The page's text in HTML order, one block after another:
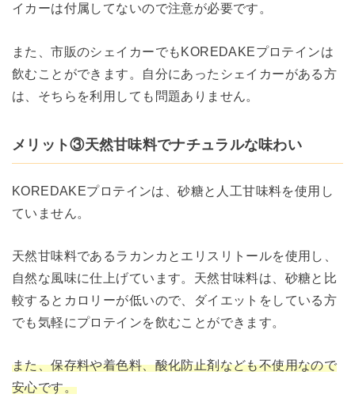
イカーは付属してないので注意が必要です。
また、市販のシェイカーでもKOREDAKEプロテインは
飲むことができます。自分にあったシェイカーがある方
は、そちらを利用しても問題ありません。
メリット③天然甘味料でナチュラルな味わい
KOREDAKEプロテインは、砂糖と人工甘味料を使用し
ていません。
天然甘味料であるラカンカとエリスリトールを使用し、
自然な風味に仕上げています。天然甘味料は、砂糖と比
較するとカロリーが低いので、ダイエットをしている方
でも気軽にプロテインを飲むことができます。
また、保存料や着色料、酸化防止剤なども不使用なので
安心です。